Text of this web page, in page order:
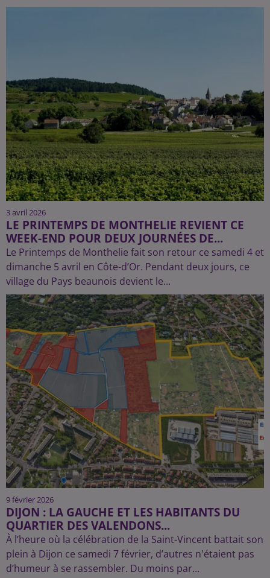
3 avril 2026
LE PRINTEMPS DE MONTHELIE REVIENT CE
WEEK-END POUR DEUX JOURNÉES DE...
Le Printemps de Monthelie fait son retour ce samedi 4 et
dimanche 5 avril en Côte-d’Or. Pendant deux jours, ce
village du Pays beaunois devient le...
9 février 2026
DIJON : LA GAUCHE ET LES HABITANTS DU
QUARTIER DES VALENDONS...
À l’heure où la célébration de la Saint-Vincent battait son
plein à Dijon ce samedi 7 février, d’autres n'étaient pas
d’humeur à se rassembler. Du moins par...